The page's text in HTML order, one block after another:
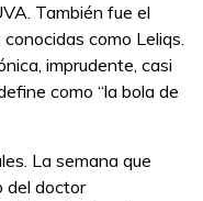
También fue el
como Leliqs.
imprudente, casi
como “la bola de
La semana que
del doctor